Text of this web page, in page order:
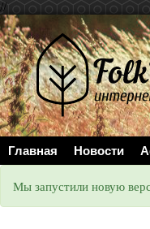
//
Главная Новости
Мы запустили новую